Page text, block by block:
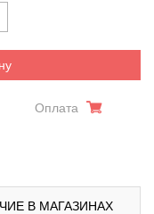
Оплата
В МАГАЗИНАХ